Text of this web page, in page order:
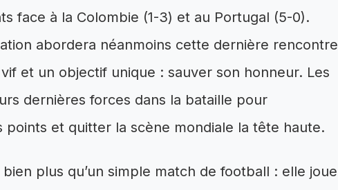
face à la Colombie (1-3) et au Portugal (5-0).
abordera néanmoins cette dernière rencontre
et un objectif unique : sauver son honneur. Les
dernières forces dans la bataille pour
et quitter la scène mondiale la tête haute.
plus qu’un simple match de football : elle joue